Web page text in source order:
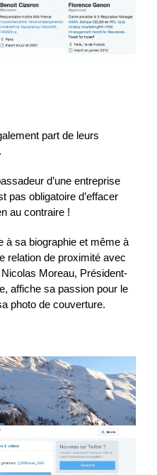
part de leurs
d’une entreprise
pas obligatoire d’effacer
au contraire !
à sa biographie et même à
relation de proximité avec
Moreau, Président-
affiche sa passion pour le
photo de couverture.